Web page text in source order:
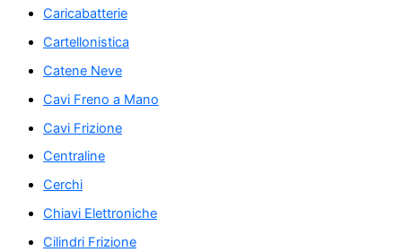
Caricabatterie
Cartellonistica
Catene Neve
Cavi Freno a Mano
Cavi Frizione
Centraline
Cerchi
Chiavi Elettroniche
Cilindri Frizione